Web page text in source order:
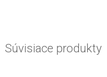
Súvisiace produkty